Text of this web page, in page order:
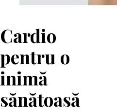
Cardio
pentru o
inimă
sănătoasă